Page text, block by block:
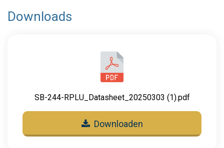
Downloads
SB-244-RPLU_Datasheet_20250303 (1).pdf
Downloaden